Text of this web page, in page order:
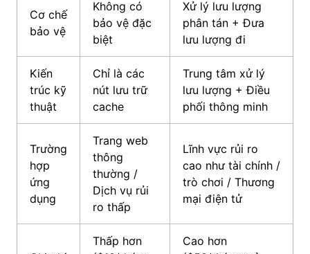
Cơ chế
bảo vệ
Không có
bảo vệ đặc
biệt
Xử lý lưu lượng
phân tán + Đưa
lưu lượng đi
Kiến
trúc kỹ
thuật
Chỉ là các
nút lưu trữ
cache
Trung tâm xử lý
lưu lượng + Điều
phối thông minh
Trường
hợp
ứng
dụng
Trang web
thông
thường /
Dịch vụ rủi
ro thấp
Lĩnh vực rủi ro
cao như tài chính /
trò chơi / Thương
mại điện tử
Thấp hơn
Cao hơn